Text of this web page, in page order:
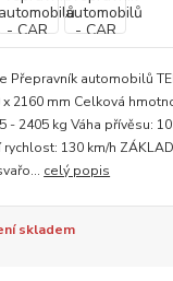
Přepravník automobilů
2160 mm Celková
- 2405 kg Váha přívěsu:
130 km/h
celý popis
skladem